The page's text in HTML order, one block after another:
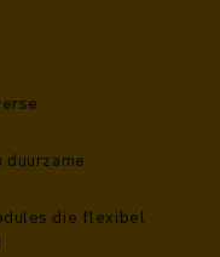
die flexibel